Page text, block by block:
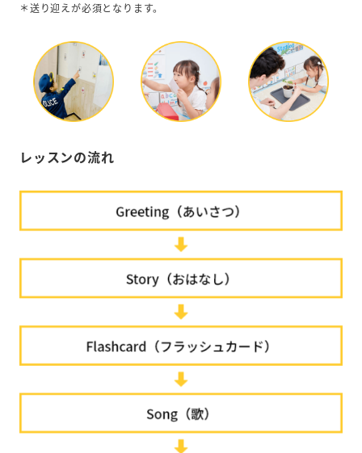
＊送り迎えが必須となります。
レッスンの流れ